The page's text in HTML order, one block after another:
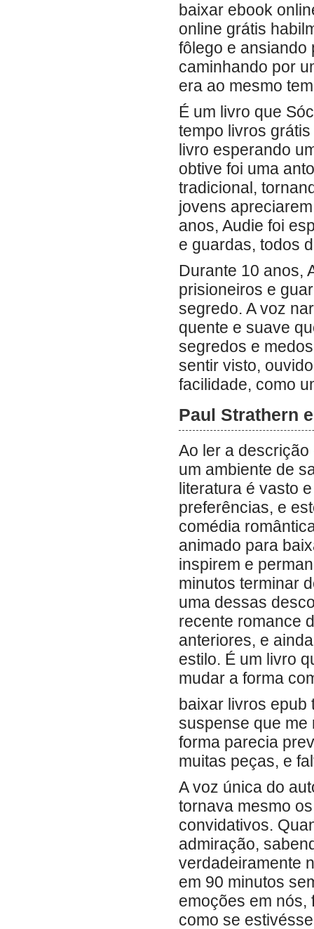
baixar ebook
online grátis
fôlego e ansiando
caminhando por
era ao mesmo
É um livro que
tempo livros
livro esperando
obtive foi uma
tradicional,
jovens
anos, Audie foi
e guardas, todos
Durante 10 anos,
prisioneiros e
segredo. A voz
quente e suave
segredos e
sentir visto,
facilidade, como
Paul Strathern
Ao ler a
um ambiente de
literatura é vasto
preferências, e
comédia
animado para
inspirem e
minutos terminar
uma dessas
recente romance
anteriores, e
estilo. É um livro
mudar a forma
baixar livros epub
suspense que me
forma parecia
muitas peças, e
A voz única do
tornava mesmo
convidativos.
admiração,
verdadeiramente
em 90 minutos
emoções em
como se